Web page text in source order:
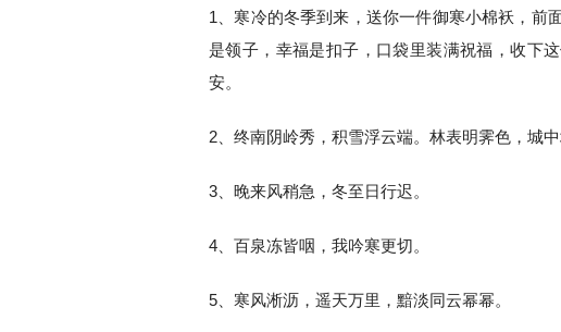
1、寒冷的冬季到来，送你一件御寒小棉袄，前
是领子，幸福是扣子，口袋里装满祝福，收下
安。
2、终南阴岭秀，积雪浮云端。林表明霁色，城中
3、晚来风稍急，冬至日行迟。
4、百泉冻皆咽，我吟寒更切。
5、寒风淅沥，遥天万里，黯淡同云幂幂。